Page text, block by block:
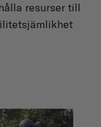
resurser till